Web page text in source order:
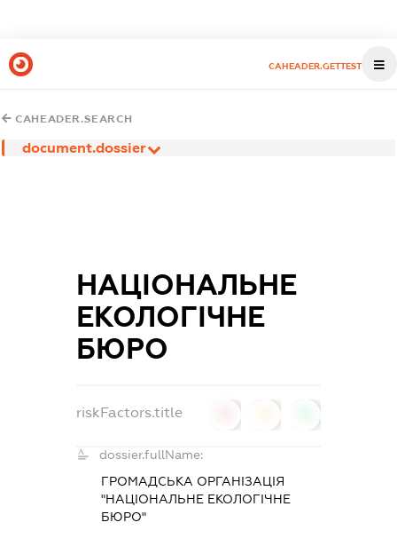
CAHEADER.GETTEST
CAHEADER.SEARCH
document.dossier
НАЦІОНАЛЬНЕ
ЕКОЛОГІЧНЕ
БЮРО
riskFactors.title
dossier.fullName:
ГРОМАДСЬКА ОРГАНІЗАЦІЯ
"НАЦІОНАЛЬНЕ ЕКОЛОГІЧНЕ
БЮРО"